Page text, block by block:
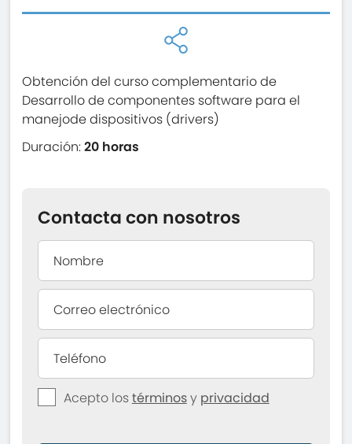
Obtención del curso complementario de
Desarrollo de componentes software para el
manejode dispositivos (drivers)
Duración:20 horas
Contacta con nosotros
Acepto lostérminosy privacidad